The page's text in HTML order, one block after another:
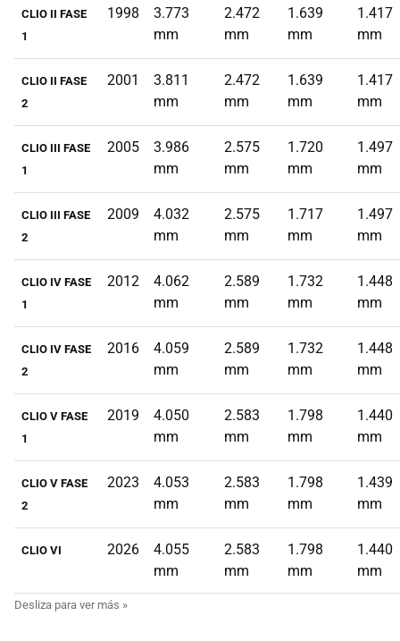
CLIO II FASE
1
1998
3.773
mm
2.472
mm
1.639
mm
1.417
mm
CLIO II FASE
2
2001
3.811
mm
2.472
mm
1.639
mm
1.417
mm
CLIO III FASE
1
2005
3.986
mm
2.575
mm
1.720
mm
1.497
mm
CLIO III FASE
2
2009
4.032
mm
2.575
mm
1.717
mm
1.497
mm
CLIO IV FASE
1
2012
4.062
mm
2.589
mm
1.732
mm
1.448
mm
CLIO IV FASE
2
2016
4.059
mm
2.589
mm
1.732
mm
1.448
mm
CLIO V FASE
1
2019
4.050
mm
2.583
mm
1.798
mm
1.440
mm
CLIO V FASE
2
2023
4.053
mm
2.583
mm
1.798
mm
1.439
mm
CLIO VI 2026
4.055
mm
2.583
mm
1.798
mm
1.440
mm